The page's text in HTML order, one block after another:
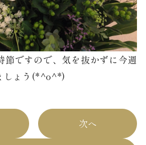
節ですので、気を抜かずに今週
しょう(*^o^*)
次へ